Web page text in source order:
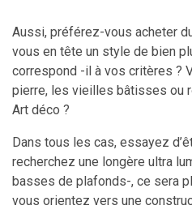
Aussi, préférez-vous acheter
vous en tête un style de bien
correspond -il à vos critères ?
pierre, les vieilles bâtisses ou
Art déco ?
Dans tous les cas, essayez
recherchez une longère ultra
basses de plafonds-, ce sera
vous orientez vers une